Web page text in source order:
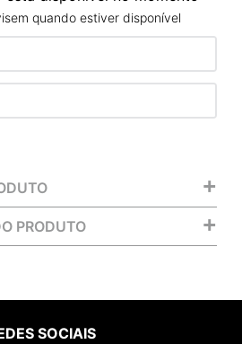
quando estiver disponível
+
PRODUTO +
SOCIAIS